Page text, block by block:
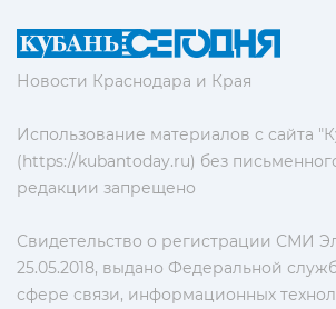
Новости Краснодара и Края
Использование материалов с сайта
(https://kubantoday.ru) без
редакции запрещено
Свидетельство о регистрации СМИ
25.05.2018, выдано Федеральной
сфере связи, информационных